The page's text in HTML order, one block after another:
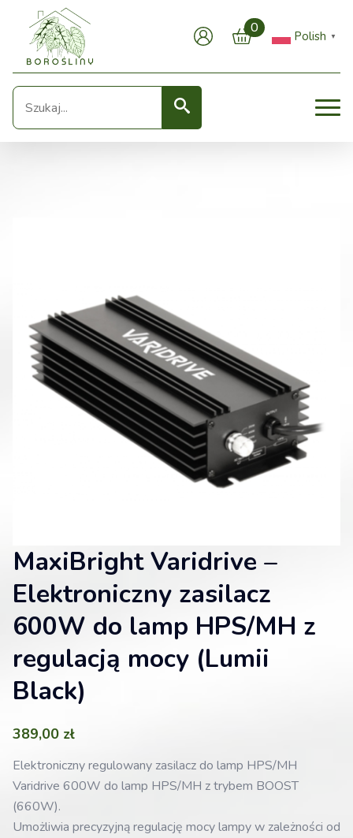
0
Polish ▼
Seearch
MaxiBright Varidrive –
Elektroniczny zasilacz
600W do lamp HPS/MH z
regulacją mocy (Lumii
Black)
389,00 zł
Elektroniczny regulowany zasilacz do lamp HPS/MH
Varidrive 600W do lamp HPS/MH z trybem BOOST
(660W).
Umożliwia precyzyjną regulację mocy lampy w zależności od